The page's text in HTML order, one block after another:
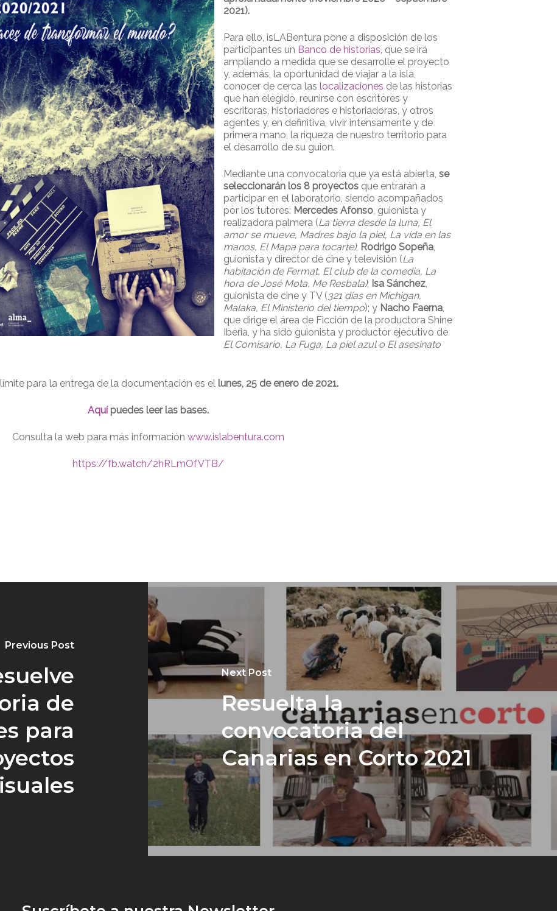
2021).
Para ello, isLABentura pone a disposición de los
participantes un Banco de historias, que se irá
ampliando a medida que se desarrolle el proyecto
y, además, la oportunidad de viajar a la isla,
conocer de cerca las localizaciones de las historias
que han elegido, reunirse con escritores y
escritoras, historiadores e historiadoras, y otros
agentes y, en definitiva, vivir intensamente y de
primera mano, la riqueza de nuestro territorio para
el desarrollo de su guion.
Mediante una convocatoria que ya está abierta, se
seleccionarán los 8 proyectos que entrarán a
participar en el laboratorio, siendo acompañados
por los tutores: Mercedes Afonso, guionista y
realizadora palmera (La tierra desde la luna, El
amor se mueve, Madres bajo la piel, La vida en las
manos, El Mapa para tocarte); Rodrigo Sopeña,
guionista y director de cine y televisión (La
habitación de Fermat, El club de la comedia, La
hora de José Mota, Me Resbala); Isa Sánchez,
guionista de cine y TV ( 321 días en Michigan,
Malaka, El Ministerio del tiempo); y Nacho Faerna,
que dirige el área de Ficción de la productora Shine
Iberia, y ha sido guionista y productor ejecutivo de
El Comisario, La Fuga, La piel azul o El asesinato
para la entrega de la documentación es el lunes, 25 de enero de 2021.
Aquípuedes leer las bases.
Consulta la web para más información www.islabentura.com
https://fb.watch/2hRLmOfVTB/
Previous Post
de
para
Next Post
Resuelta la
convocatoria del
Canarias en Corto 2021